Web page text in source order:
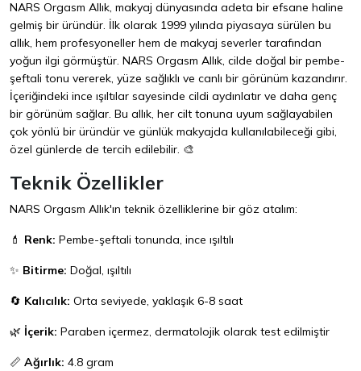
NARS Orgasm Allık, makyaj dünyasında adeta bir efsane haline
gelmiş bir üründür. İlk olarak 1999 yılında piyasaya sürülen bu
allık, hem profesyoneller hem de makyaj severler tarafından
yoğun ilgi görmüştür. NARS Orgasm Allık, cilde doğal bir pembe-
şeftali tonu vererek, yüze sağlıklı ve canlı bir görünüm kazandırır.
İçeriğindeki ince ışıltılar sayesinde cildi aydınlatır ve daha genç
bir görünüm sağlar. Bu allık, her cilt tonuna uyum sağlayabilen
çok yönlü bir üründür ve günlük makyajda kullanılabileceği gibi,
özel günlerde de tercih edilebilir. 🎨
Teknik Özellikler
NARS Orgasm Allık'ın teknik özelliklerine bir göz atalım:
💄 Renk: Pembe-şeftali tonunda, ince ışıltılı
✨ Bitirme: Doğal, ışıltılı
🔄 Kalıcılık: Orta seviyede, yaklaşık 6-8 saat
🌿 İçerik: Paraben içermez, dermatolojik olarak test edilmiştir
📏 Ağırlık: 4.8 gram